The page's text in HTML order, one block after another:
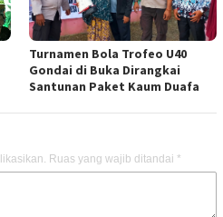
Turnamen Bola Trofeo U40
Gondai di Buka Dirangkai
Santunan Paket Kaum Duafa
Ruas yang wajib ditandai *